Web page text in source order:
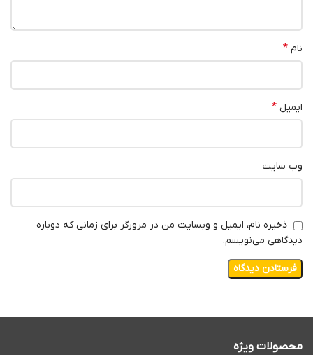
نام *
ایمیل *
وب‌ سایت
ذخیره نام، ایمیل و وبسایت من در مرورگر برای زمانی که دوباره
دیدگاهی می‌نویسم.
محصولات ویژه